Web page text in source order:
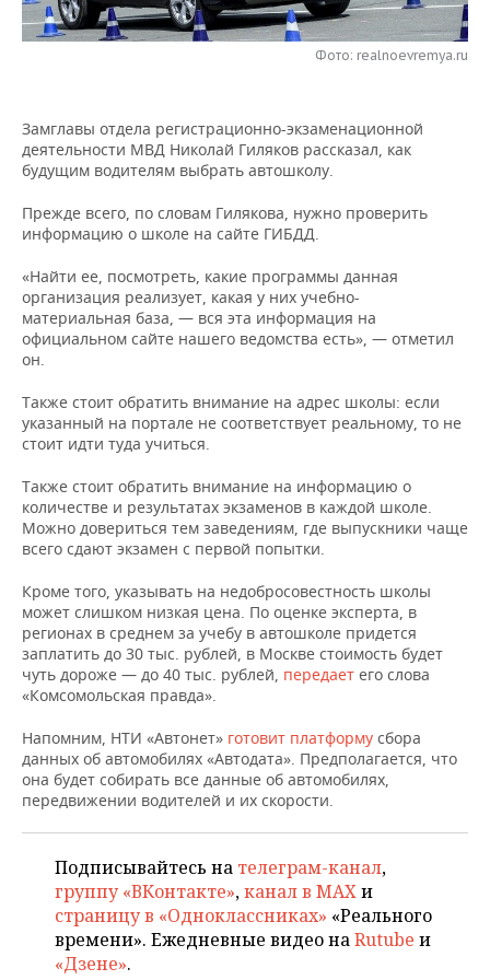
НЕФТЕХИМИЯ
ЭНЕРГЕТИКА
РОЗНИЧНАЯ ТОРГОВЛЯ
УСЛУГИ
НОВОСТИ ТЕХНОЛОГИЙ
МЕДИА
МЕРОПРИЯТИЯ
ВЫЕЗДНАЯ РЕДАКЦИЯ
ONLINE-КОНФЕРЕНЦИИ
ОТКРЫТАЯ ЛЕКЦИЯ
НОВОСТИ СПОРТА
ХОККЕЙ
БАСКЕТБОЛ
ВОЛЕЙБОЛ
КИБЕРСПОРТ
ФИГУРНОЕ КАТАНИЕ
ВОДНЫЕ ВИДЫ СПОРТА
ХОККЕЙ С МЯЧОМ
ОБЩЕСТВО
ВЛАСТЬ
ИНФРАСТРУКТУРА
ИСТОРИЯ
КУЛЬТУРА
МЕДИЦИНА
ОБРАЗОВАНИЕ
ПРОИСШЕСТВИЯ
СЮЖЕТЫ
СПРАВОЧНИК
СПИСОК ПЕРСОН
СПИСОК КОМПАНИЙ
ПОЛНАЯ ВЕРСИЯ
Фото: realnoevremya.ru
Замглавы отдела регистрационно-экзаменационной
деятельности МВД Николай Гиляков рассказал, как
будущим водителям выбрать автошколу.
Прежде всего, по словам Гилякова, нужно проверить
информацию о школе на сайте ГИБДД.
«Найти ее, посмотреть, какие программы данная
организация реализует, какая у них учебно-
материальная база, — вся эта информация на
официальном сайте нашего ведомства есть», — отметил
он.
Также стоит обратить внимание на адрес школы: если
указанный на портале не соответствует реальному, то не
стоит идти туда учиться.
Также стоит обратить внимание на информацию о
количестве и результатах экзаменов в каждой школе.
Можно довериться тем заведениям, где выпускники чаще
всего сдают экзамен с первой попытки.
Кроме того, указывать на недобросовестность школы
может слишком низкая цена. По оценке эксперта, в
регионах в среднем за учебу в автошколе придется
заплатить до 30 тыс. рублей, в Москве стоимость будет
чуть дороже — до 40 тыс. рублей, передает его слова
«Комсомольская правда».
Напомним, НТИ «Автонет» готовит платформу сбора
данных об автомобилях «Автодата». Предполагается, что
она будет собирать все данные об автомобилях,
передвижении водителей и их скорости.
Подписывайтесь на телеграм-канал,
группу «ВКонтакте»,канал в MAXи
страницу в «Одноклассниках» «Реального
времени». Ежедневные видео наRutube и
«Дзене».